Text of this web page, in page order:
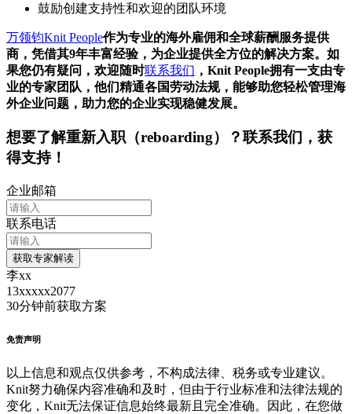
鼓励创建支持性和欢迎的团队环境
万领钧Knit People作为专业的海外雇佣和全球薪酬服务提供
商，凭借其9年丰富经验，为企业提供全方位的解决方案。如
果您仍有疑问，欢迎随时联系我们 ，Knit People拥有一支由专
业的专家团队，他们精通各国劳动法规，能够助您轻松管理海
外企业问题，助力您的企业实现稳健发展。
想要了解重新入职（reboarding）
？联系我们，获
得支持！
企业邮箱
联系电话
获取专家解读
李xx
13xxxxx2077
30分钟前获取方案
免责声明
以上信息和观点仅供参考，不构成法律、税务或专业建议。
Knit努力确保内容准确和及时，但由于行业标准和法律法规的
变化，Knit无法保证信息始终最新且完全准确。因此，在您做